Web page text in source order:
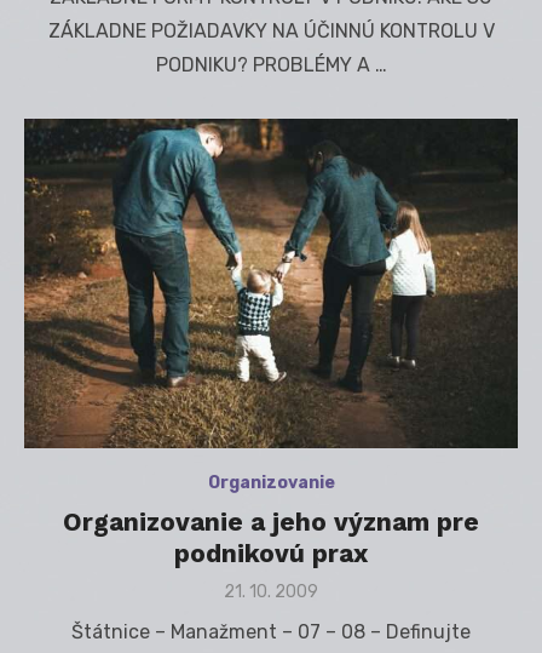
ZÁKLADNE POŽIADAVKY NA ÚČINNÚ KONTROLU V
PODNIKU? PROBLÉMY A …
Organizovanie
Organizovanie a jeho význam pre
podnikovú prax
Posted
21. 10. 2009
Štátnice – Manažment – 07 – 08 – Definujte